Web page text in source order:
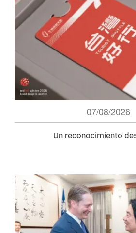
07/08/2026
Un reconocimiento